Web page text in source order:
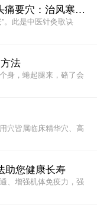
【学习心得】外关穴——头痛要穴：治风寒头痛、感冒头痛、偏头痛
。此是中医针灸歌诀
法
身，蜷起腿来，硌了会
穴皆属临床精华穴、高
助您健康长寿
、增强机体免疫力，强